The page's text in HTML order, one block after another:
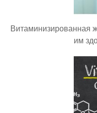
Витаминизированная
им